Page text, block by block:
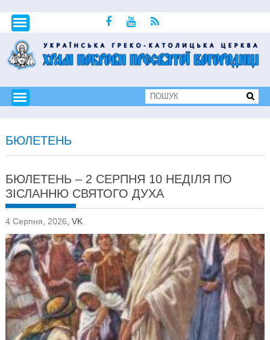
БЮЛЕТЕНЬ
БЮЛЕТЕНЬ – 2 СЕРПНЯ 10 НЕДІЛЯ ПО
ЗІСЛАННЮ СВЯТОГО ДУХА
4 Серпня, 2026 ,VK